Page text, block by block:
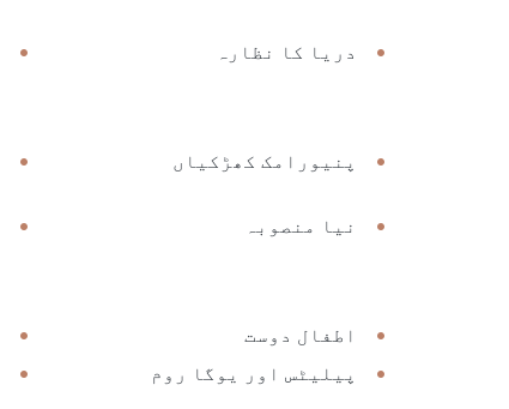
دریا کا نظارہ
پنیورامک کھڑکیاں
نیا منصوبہ
اطفال دوست
پیلیٹس اور یوگا روم